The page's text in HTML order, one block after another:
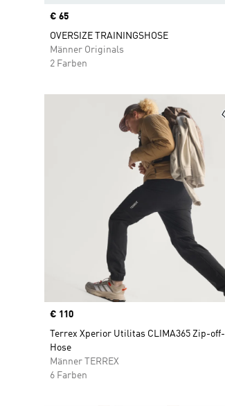
Price
€ 65
OVERSIZE TRAININGSHOSE
Männer Originals
2 Farben
Price
€ 110
Terrex Xperior Utilitas CLIMA365 Zip-off-
Hose
Männer TERREX
6 Farben